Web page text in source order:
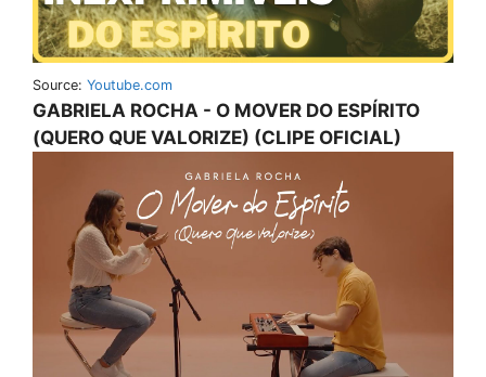
Source: Youtube.com
GABRIELA ROCHA - O MOVER DO ESPÍRITO
(QUERO QUE VALORIZE) (CLIPE OFICIAL)